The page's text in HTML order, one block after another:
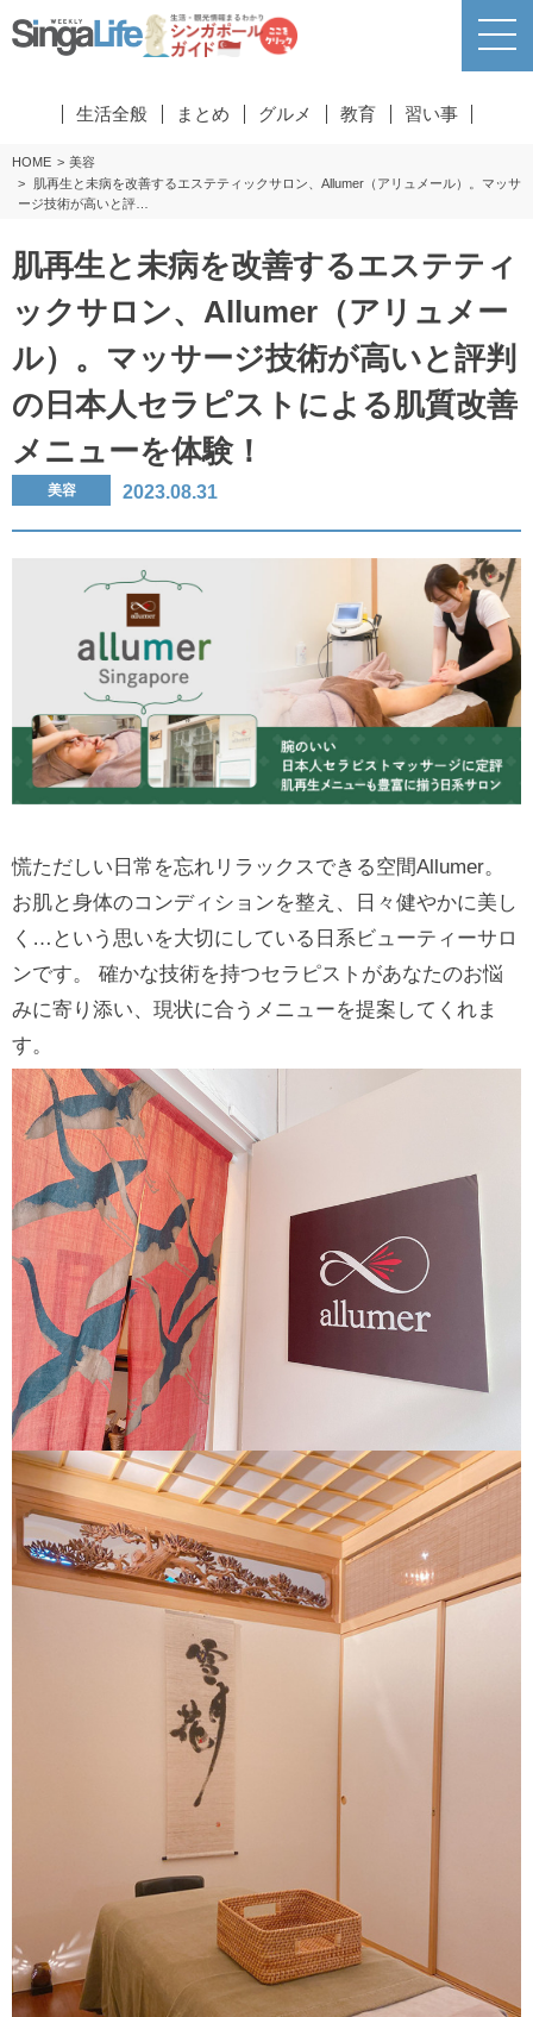
生活全般 まとめ グルメ 教育 習い事
HOME
美容
肌再生と未病を改善するエステティックサロン、Allumer（アリュメール）。マッサ
ージ技術が高いと評…
肌再生と未病を改善するエステティ
ックサロン、Allumer（アリュメー
ル）。マッサージ技術が高いと評判
の日本人セラピストによる肌質改善
メニューを体験！
美容 2023.08.31
慌ただしい日常を忘れリラックスできる空間Allumer。
お肌と身体のコンディションを整え、日々健やかに美し
く…という思いを大切にしている日系ビューティーサロ
ンです。 確かな技術を持つセラピストがあなたのお悩
みに寄り添い、現状に合うメニューを提案してくれま
す。